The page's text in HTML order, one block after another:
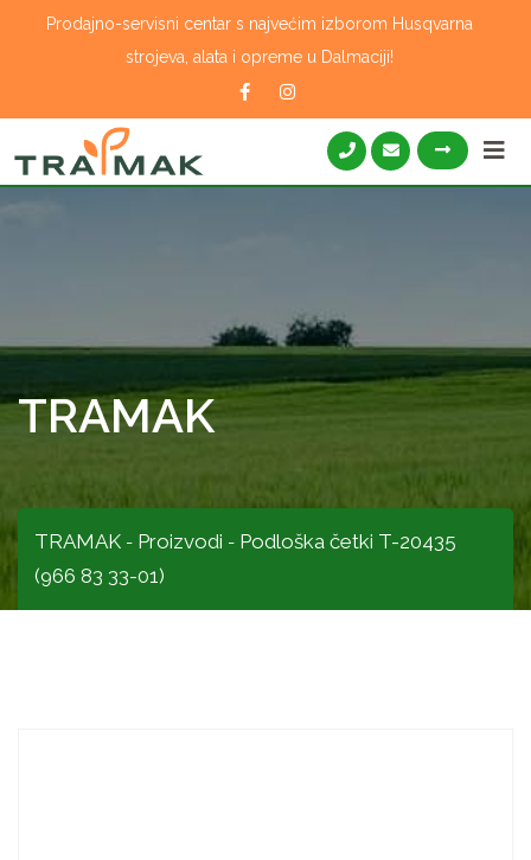
Prodajno-servisni centar s najvećim izborom Husqvarna
strojeva, alata i opreme u Dalmaciji!
TRAMAK
TRAMAK - Proizvodi - Podloška četki T-20435
(966 83 33-01)